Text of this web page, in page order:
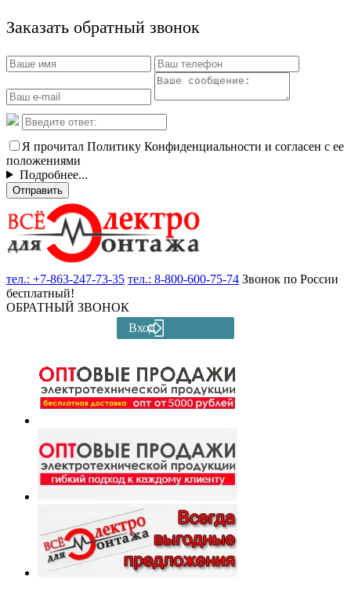
Заказать обратный звонок
Я прочитал Политику Конфиденциальности и согласен с ее
положениями
Подробнее...
Отправить
тел.: +7-863-247-73-35 тел.: 8-800-600-75-74 Звонок по России
бесплатный!
ОБРАТНЫЙ ЗВОНОК
Вход